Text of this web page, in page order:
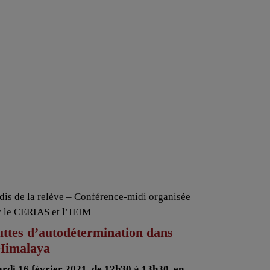
de la relève – Conférence-midi organisée
le CERIAS et l’IEIM
d’autodétermination dans